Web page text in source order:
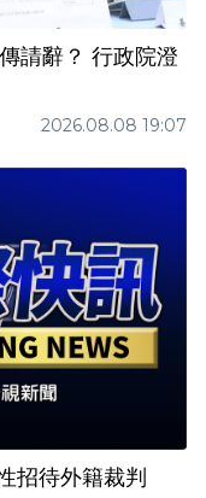
行政院澄
2026.08.08 19:07
招待外籍裁判